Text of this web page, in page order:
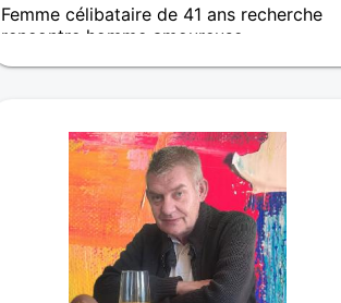
Femme célibataire de 41 ans recherche
rencontre homme amoureuse
Que celui qui vienne vers moi de Mâcon